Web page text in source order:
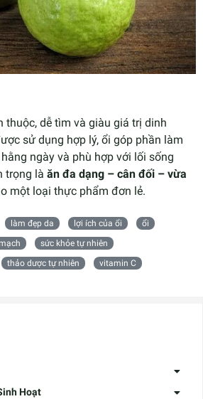
Hoạt
thuộc, dễ tìm và giàu giá trị dinh
sử dụng hợp lý, ổi góp phần làm
ngày và phù hợp với lối sống
trọng là ăn đa dạng – cân đối – vừa
một loại thực phẩm đơn lẻ.
làm đẹp da lợi ích của ổi
ổi
sức khỏe tự nhiên
thảo dược tự nhiên vitamin C